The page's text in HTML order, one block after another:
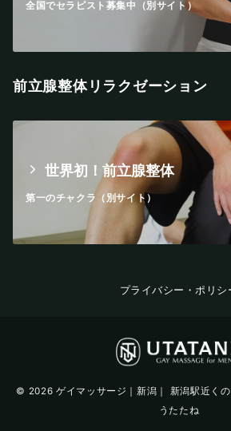
全国でセラピスト募集中（別サイト）
前立腺整体リラクゼーション
世界初！前立腺整体
第一のチャクラ（別サイト）
プライバシー・ポリシ
© 2026 ゲイマッサージ｜新潟｜ 新潟駅近く
うたたね